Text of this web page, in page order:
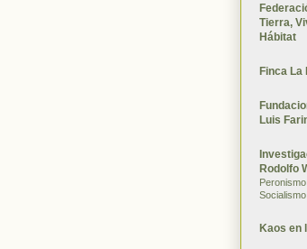
Tierra,
Hábitat
Finca La
Luis
Rodolfo
Socialismo
Kaos en